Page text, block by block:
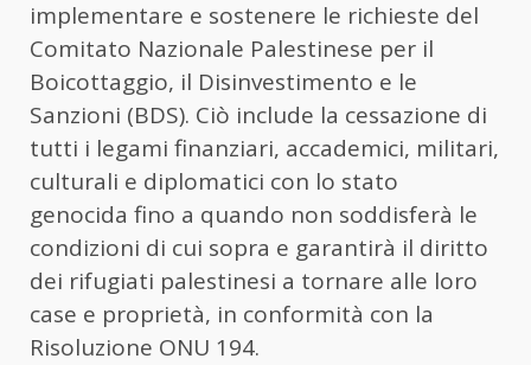
implementare e sostenere le richieste del
Comitato Nazionale Palestinese per il
Boicottaggio, il Disinvestimento e le
Sanzioni (BDS). Ciò include la cessazione di
tutti i legami finanziari, accademici, militari,
culturali e diplomatici con lo stato
genocida fino a quando non soddisferà le
condizioni di cui sopra e garantirà il diritto
dei rifugiati palestinesi a tornare alle loro
case e proprietà, in conformità con la
Risoluzione ONU 194.